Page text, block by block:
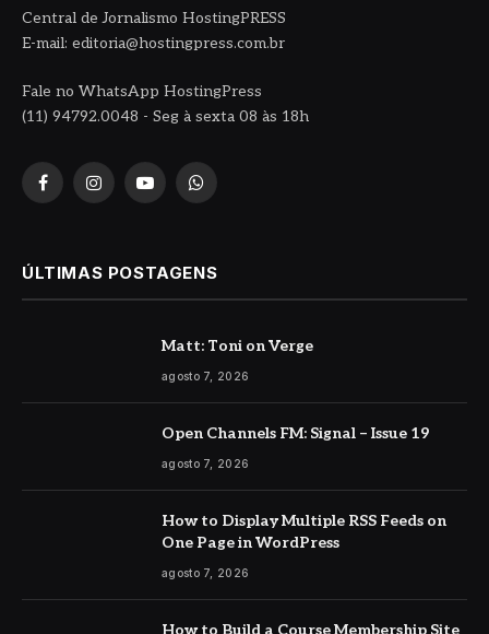
Central de Jornalismo HostingPRESS
E-mail: editoria@hostingpress.com.br
Fale no WhatsApp HostingPress
(11) 94792.0048 - Seg à sexta 08 às 18h
FacebookInstagramYouTubeWhatsApp
ÚLTIMAS POSTAGENS
Matt: Toni on Verge
agosto 7, 2026
Open Channels FM: Signal – Issue 19
agosto 7, 2026
How to Display Multiple RSS Feeds on
One Page in WordPress
agosto 7, 2026